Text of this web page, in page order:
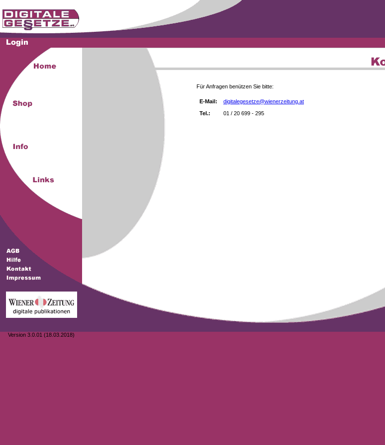
Version 3.0.01 (18.03.2018)
Für Anfragen benützen Sie bitte:
E-Mail:
digitalegesetze@wienerzeitung.at
Tel.:
01 / 20 699 - 295